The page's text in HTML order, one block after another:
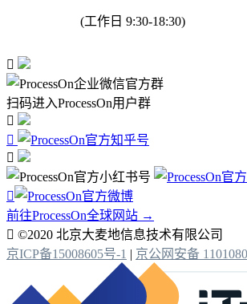
(工作日 9:30-18:30)

扫码进入ProcessOn用户群




前往ProcessOn全球网站 →
 ©2020 北京大麦地信息技术有限公司
京ICP备15008605号-1 | 京公网安备